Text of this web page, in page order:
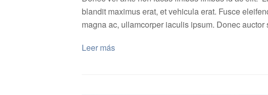
blandit maximus erat, et vehicula erat. Fusce
magna ac, ullamcorper iaculis ipsum. Donec
Leer más